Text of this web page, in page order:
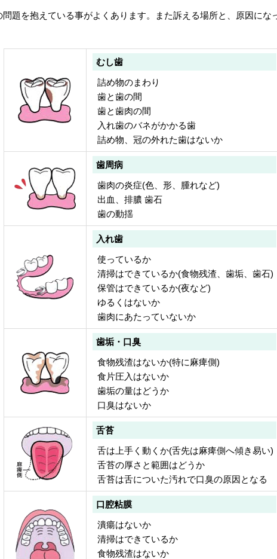
題を抱えている事がよくあります。また訴える場所と、原因にな
むし歯
詰め物のまわり
歯と歯の間
歯と歯肉の間
入れ歯のバネがかかる歯
詰め物、冠の外れた歯はないか
歯周病
歯肉の炎症(色、形、腫れなど)
出血、排膿 歯石
歯の動揺
入れ歯
使っているか
清掃はできているか(食物残渣、歯垢、歯石)
保管はできているか(夜など)
ゆるくはないか
歯肉にあたっていないか
歯垢・口臭
食物残渣はないか(特に麻痺側)
食片圧入はないか
歯垢の量はどうか
口臭はないか
舌苔
舌は上手く動くか(舌先は麻痺側へ傾き易い)
舌苔の厚さと範囲はどうか
舌苔は舌についた汚れで口臭の原因となる
口腔粘膜
潰瘍はないか
清掃はできているか
食物残渣はないか